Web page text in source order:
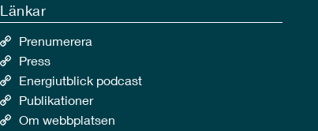
Länkar
Prenumerera
Press
Energiutblick podcast
Publikationer
Om webbplatsen